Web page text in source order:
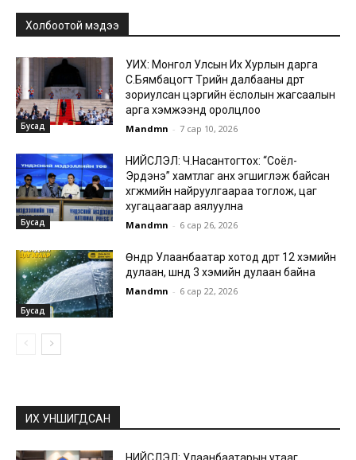
Холбоотой мэдээ
Бусад
УИХ: Монгол Улсын Их Хурлын дарга
С.Бямбацогт Төрийн далбааны өдөрт
зориулсан цэргийн ёслолын жагсаалын
арга хэмжээнд оролцлоо
Mandmn - 7 сар 10, 2026
Бусад
НИЙСЛЭЛ: Ч.Насантогтох: “Соёл-
Эрдэнэ” хамтлаг анх эгшиглэж байсан
хөгжмийн найруулгаараа тоглож, цаг
хугацаагаар аялуулна
Mandmn - 6 сар 26, 2026
Бусад
Өнөөдөр Улаанбаатар хотод өдөртөө 12 хэмийн
дулаан, шөнөдөө 3 хэмийн дулаан байна
Mandmn - 6 сар 22, 2026
ИХ УНШИГДСАН